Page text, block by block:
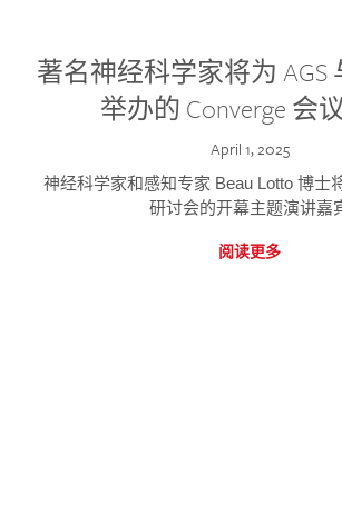
著名神经科学家将为 AGS
举办的 Converge 会
April 1, 2025
神经科学家和感知专家 Beau Lotto 博士
研讨会的开幕主题演讲嘉
阅读更多